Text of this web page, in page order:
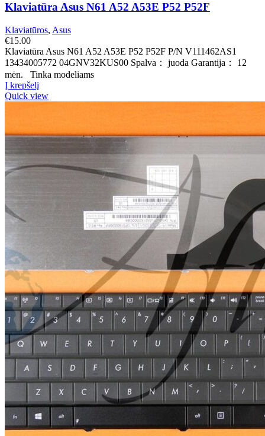
Klaviatūra Asus N61 A52 A53E P52 P52F
Klaviatūros, Asus
€15.00
Klaviatūra Asus N61 A52 A53E P52 P52F P/N V111462AS1
13434005772 04GNV32KUS00 Spalva： juoda Garantija： 12
mėn. Tinka modeliams
Į krepšelį
Quick view